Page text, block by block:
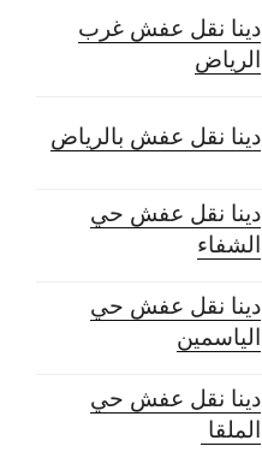
دينا نقل عفش غرب
الرياض
دينا نقل عفش بالرياض
دينا نقل عفش حي
الشفاء
دينا نقل عفش حي
الياسمين
دينا نقل عفش حي
الملقا